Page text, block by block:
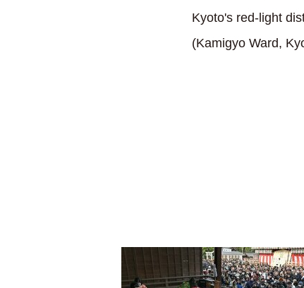
Kyoto's red-light
(Kamigyo Ward,